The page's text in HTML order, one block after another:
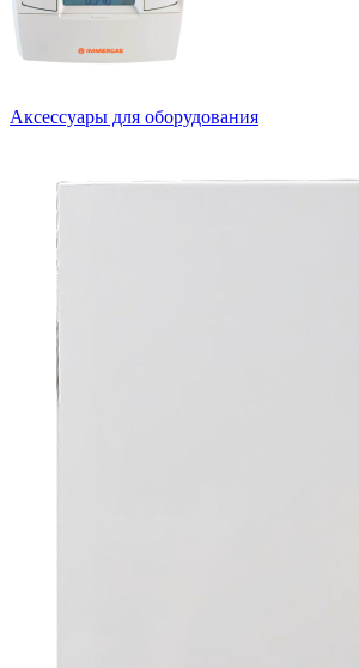
Аксессуары для оборудования